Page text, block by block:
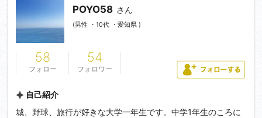
POYO58 さん
(男性 ・10代 ・愛知県 )
58
フォロー
54
フォロワー
自己紹介
城、野球、旅行が好きな大学一年生です。中学1年生のころに